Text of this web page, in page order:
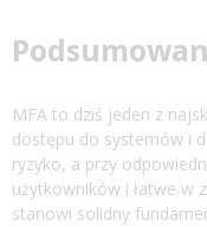
MFA to dziś jeden z
dostępu do systemów i
ryzyko, a przy
użytkowników i łatwe w
stanowi solidny